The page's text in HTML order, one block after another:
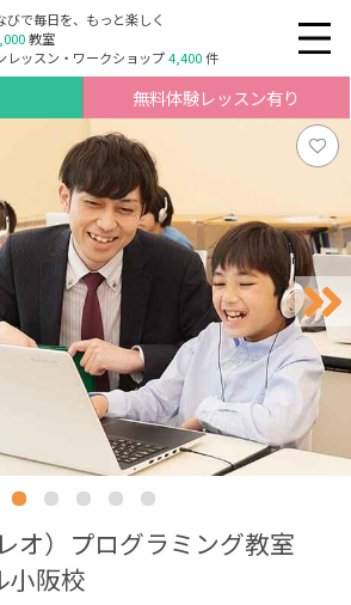
びで毎日を、もっと楽しく
教室
レッスン・ワークショップ4,400件
無料体験レッスン有り
オ）プログラミング教室
小阪校